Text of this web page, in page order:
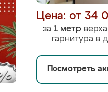
Цена: от 34
за 1 метр
гарнитура в
Посмотреть